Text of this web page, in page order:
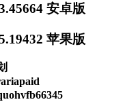
安卓版
苹果版